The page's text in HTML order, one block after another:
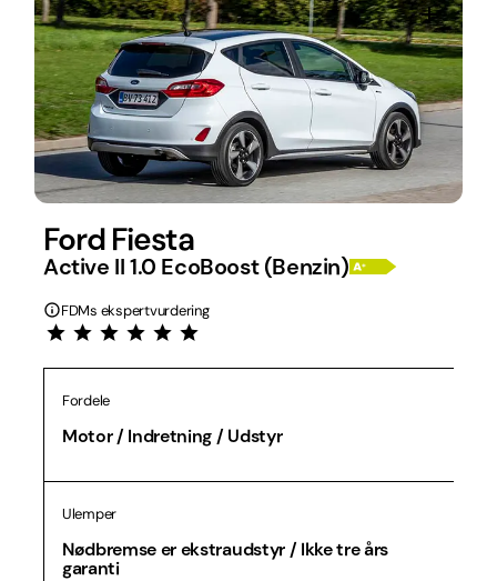
Ford Fiesta
Active II 1.0 EcoBoost (Benzin)
FDMs ekspertvurdering
Fordele
Motor / Indretning / Udstyr
Ulemper
Nødbremse er ekstraudstyr / Ikke tre års
garanti